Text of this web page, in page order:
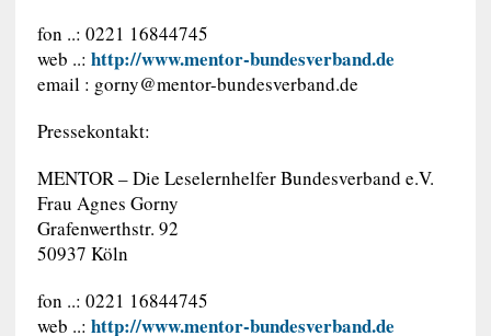
fon ..: 0221 16844745
web ..: http://www.mentor-bundesverband.de
email : gorny@mentor-bundesverband.de
Pressekontakt:
MENTOR – Die Leselernhelfer Bundesverband e.V.
Frau Agnes Gorny
Grafenwerthstr. 92
50937 Köln
fon ..: 0221 16844745
web ..: http://www.mentor-bundesverband.de